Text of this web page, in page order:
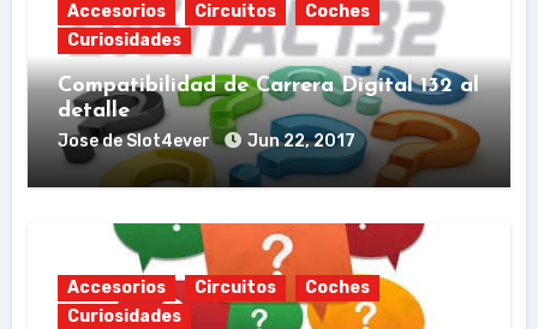
Accesorios Circuitos
Coches
Curiosidades
Compatibilidad de Carrera Digital 132 al
detalle
Jose de Slot4ever Jun 22, 2017
Accesorios Circuitos
Coches
Curiosidades